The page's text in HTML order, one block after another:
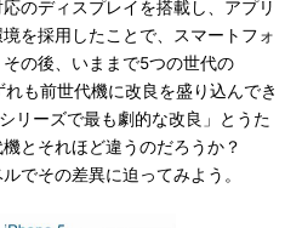
のディスプレイを搭載し、アプリ
を採用したことで、スマートフォ
の後、いままで5つの世代の
も前世代機に改良を盛り込んでき
リーズで最も劇的な改良」とうた
とそれほど違うのだろうか？
でその差異に迫ってみよう。